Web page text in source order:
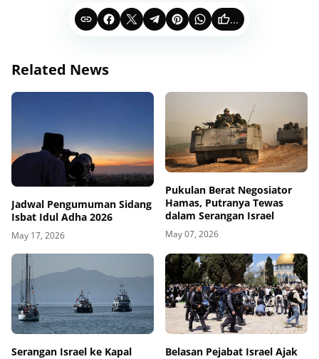
...
Related News
Jadwal Pengumuman Sidang
Isbat Idul Adha 2026
May 17, 2026
Pukulan Berat Negosiator
Hamas, Putranya Tewas
dalam Serangan Israel
May 07, 2026
Serangan Israel ke Kapal
Belasan Pejabat Israel Ajak